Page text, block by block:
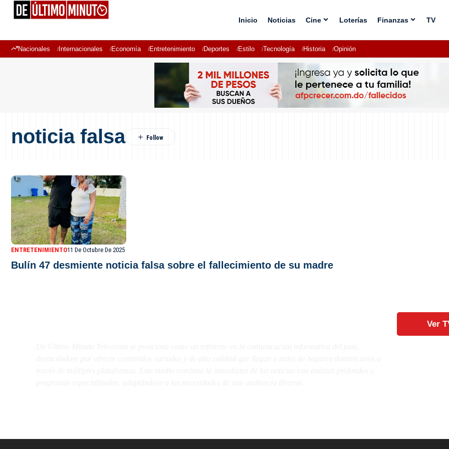
Inicio Noticias Cine Loterías Finanzas TV
Nacionales Internacionales Economía Entretenimiento Deportes Estilo Tecnología Historia Opinión
noticia falsa
ENTRETENIMIENTO11 De Octubre De 2025
Bulín 47 desmiente noticia falsa sobre el fallecimiento de su madre
Ver